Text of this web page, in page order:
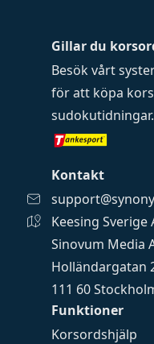
Funktioner
Korsordshjälp
Gillar du
Besök vårt
för att köpa
sudokutidningar.
Kontakt
Keesing Sverige
Sinovum Media
Holländargatan
111 60